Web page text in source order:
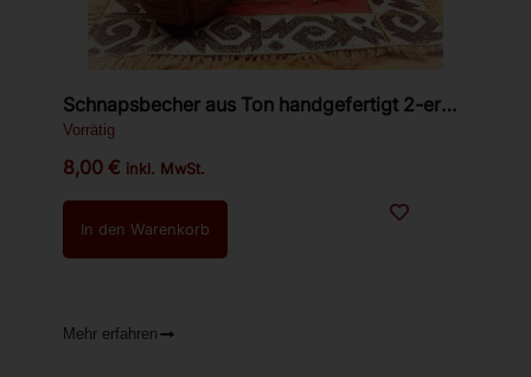
Schnapsbecher aus Ton handgefertigt 2-er
Set.
Vorrätig
8,00€ inkl. MwSt.
In den Warenkorb
Mehr erfahren